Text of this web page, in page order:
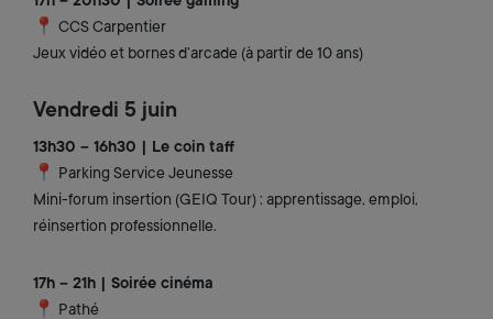
📍 CCS Carpentier
Jeux vidéo et bornes d’arcade (à partir de 10 ans)
Vendredi 5 juin
13h30 – 16h30 | Le coin taff
📍 Parking Service Jeunesse
Mini-forum insertion (GEIQ Tour) : apprentissage, emploi,
réinsertion professionnelle.
17h – 21h | Soirée cinéma
📍 Pathé